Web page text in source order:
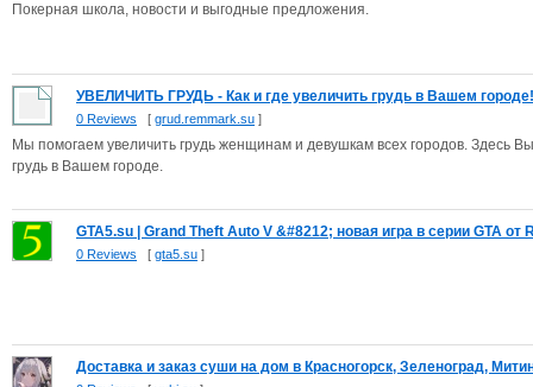
Покерная школа, новости и выгодные предложения.
УВЕЛИЧИТЬ ГРУДЬ - Как и где увеличить грудь в Вашем городе!
0 Reviews [ grud.remmark.su ]
Мы помогаем увеличить грудь женщинам и девушкам всех городов. Здесь
грудь в Вашем городе.
GTA5.su | Grand Theft Auto V &#8212; новая игра в серии GTA от
0 Reviews [ gta5.su ]
Доставка и заказ суши на дом в Красногорск, Зеленоград,